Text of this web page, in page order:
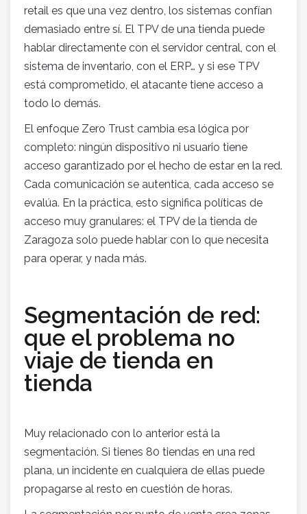
retail es que una vez dentro, los sistemas confían
demasiado entre sí. El TPV de una tienda puede
hablar directamente con el servidor central, con el
sistema de inventario, con el ERP… y si ese TPV
está comprometido, el atacante tiene acceso a
todo lo demás.
El enfoque Zero Trust cambia esa lógica por
completo: ningún dispositivo ni usuario tiene
acceso garantizado por el hecho de estar en la red.
Cada comunicación se autentica, cada acceso se
evalúa. En la práctica, esto significa políticas de
acceso muy granulares: el TPV de la tienda de
Zaragoza solo puede hablar con lo que necesita
para operar, y nada más.
Segmentación de red:
que el problema no
viaje de tienda en
tienda
Muy relacionado con lo anterior está la
segmentación. Si tienes 80 tiendas en una red
plana, un incidente en cualquiera de ellas puede
propagarse al resto en cuestión de horas.